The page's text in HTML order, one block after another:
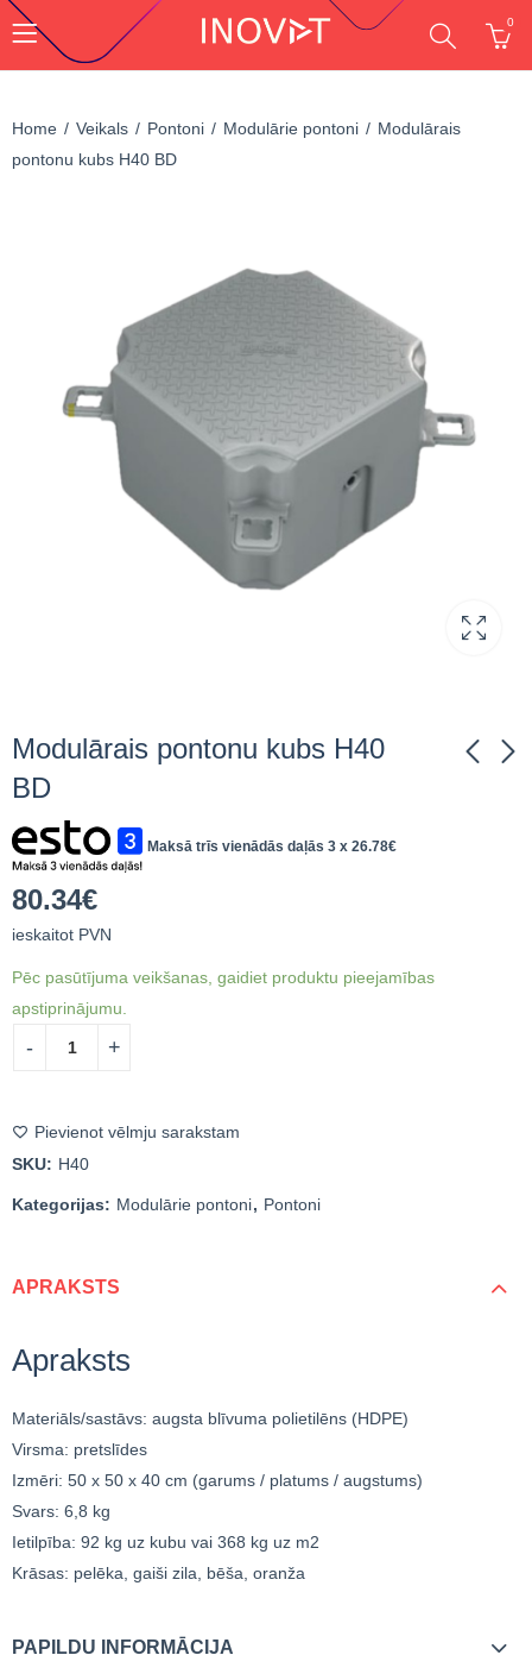
0
Home Veikals Pontoni Modulārie pontoni
Modulārais
pontonu kubs H40 BD
Modulārais pontonu kubs H40
BD
kubs H27 BD
kubs V-H27 BD
Maksā trīs vienādās daļās 3 x 26.78€
80.34€
ieskaitot PVN
Pēc pasūtījuma veikšanas, gaidiet produktu pieejamības
apstiprinājumu.
Pievienot vēlmju sarakstam
SKU: H40
Kategorijas: Modulārie pontoni, Pontoni
APRAKSTS
Apraksts
Materiāls/sastāvs: augsta blīvuma polietilēns (HDPE)
Virsma: pretslīdes
Izmēri: 50 x 50 x 40 cm (garums / platums / augstums)
Svars: 6,8 kg
Ietilpība: 92 kg uz kubu vai 368 kg uz m2
Krāsas: pelēka, gaiši zila, bēša, oranža
PAPILDU INFORMĀCIJA